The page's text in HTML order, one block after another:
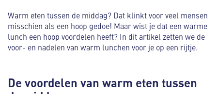
Warm eten tussen de middag? Dat klinkt voor veel mensen
misschien als een hoop gedoe! Maar wist je dat een warme
lunch een hoop voordelen heeft? In dit artikel zetten we de
voor- en nadelen van warm lunchen voor je op een rijtje.
De voordelen van warm eten tussen